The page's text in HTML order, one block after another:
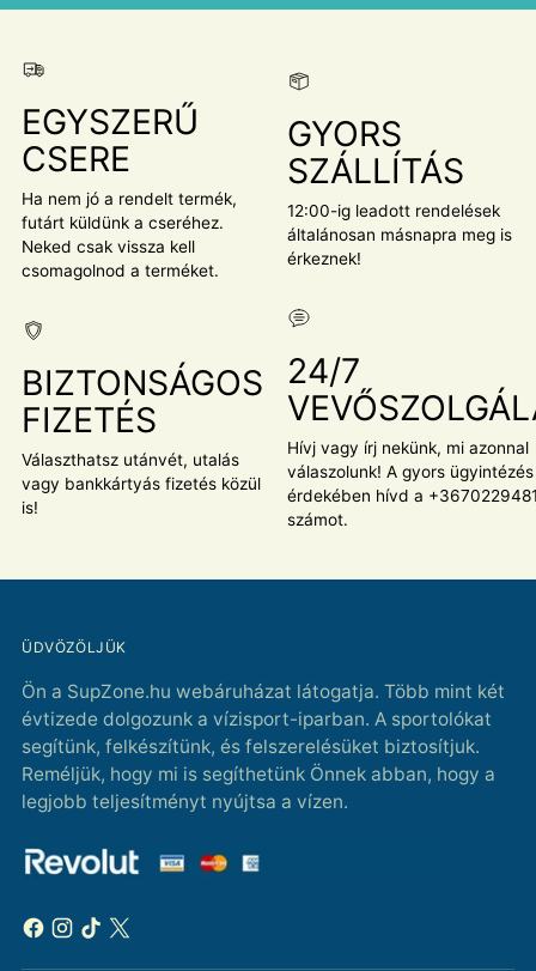
EGYSZERŰ
CSERE
Ha nem jó a rendelt termék,
futárt küldünk a cseréhez.
Neked csak vissza kell
csomagolnod a terméket.
GYORS
SZÁLLÍTÁS
12:00-ig leadott rendelések
általánosan másnapra meg is
érkeznek!
BIZTONSÁGOS
FIZETÉS
Választhatsz utánvét, utalás
vagy bankkártyás fizetés közül
is!
24/7
Hívj vagy írj nekünk, mi azonnal
válaszolunk! A gyors ügyintézés
érdekében hívd a
számot.
ÜDVÖZÖLJÜK
Ön a SupZone.hu webáruházat látogatja. Több mint két
évtizede dolgozunk a vízisport-iparban. A sportolókat
segítünk, felkészítünk, és felszerelésüket biztosítjuk.
Reméljük, hogy mi is segíthetünk Önnek abban, hogy a
legjobb teljesítményt nyújtsa a vízen.